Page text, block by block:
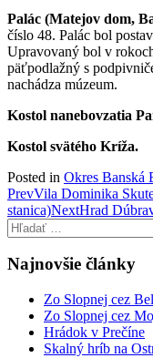
Palác (Matejov dom,
číslo 48. Palác bol
Upravovaný bol v
päťpodlažný s
nachádza múzeum.
Kostol nanebovzatia
Kostol svätého Kríža.
Posted in Okres Banská
Post
navigation
PrevVila Dominika
stanica)NextHrad
Hľadať:
Najnovšie články
Zo Slopnej cez
Zo Slopnej cez
Hrádok v Prečíne
Skalný hríb na